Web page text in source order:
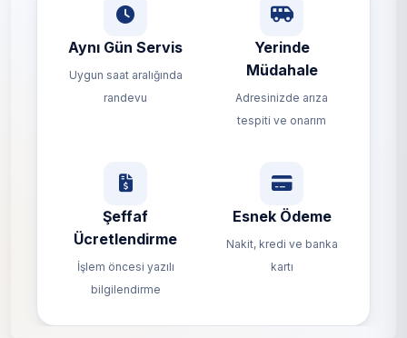
Aynı Gün Servis
Uygun saat aralığında
randevu
Yerinde
Müdahale
Adresinizde arıza
tespiti ve onarım
Şeffaf
Ücretlendirme
İşlem öncesi yazılı
bilgilendirme
Esnek Ödeme
Nakit, kredi ve banka
kartı